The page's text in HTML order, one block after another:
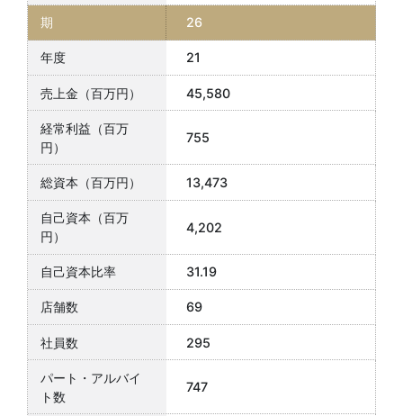
26
21
45,580
755
13,473
4,202
31.19
69
295
747